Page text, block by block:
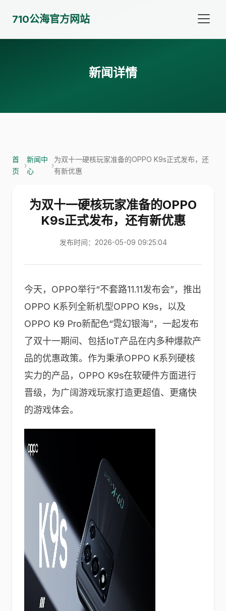
710公海官方网站
新闻详情
首
页
›
新闻中
心
›
为双十一硬核玩家准备的OPPO K9s正式发布，还
有新优惠
为双十一硬核玩家准备的OPPO
K9s正式发布，还有新优惠
发布时间：2026-05-09 09:25:04
今天，OPPO举行“不套路11.11发布会”，推出
OPPO K系列全新机型OPPO K9s，以及
OPPO K9 Pro新配色“霓幻银海”，一起发布
了双十一期间、包括IoT产品在内多种爆款产
品的优惠政策。作为秉承OPPO K系列硬核
实力的产品，OPPO K9s在软硬件方面进行
晋级，为广阔游戏玩家打造更超值、更痛快
的游戏体会。